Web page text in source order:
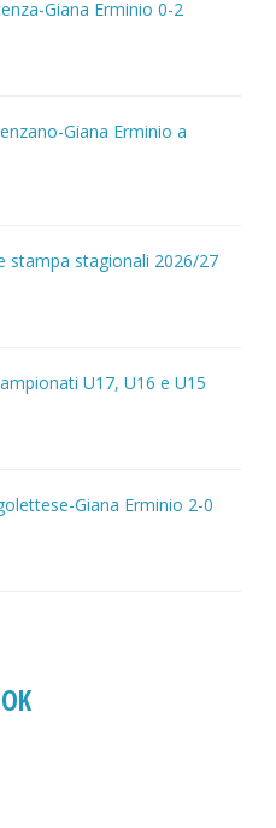
Giana Erminio 0-2
Giana Erminio a
stampa stagionali 2026/27
U17, U16 e U15
Giana Erminio 2-0